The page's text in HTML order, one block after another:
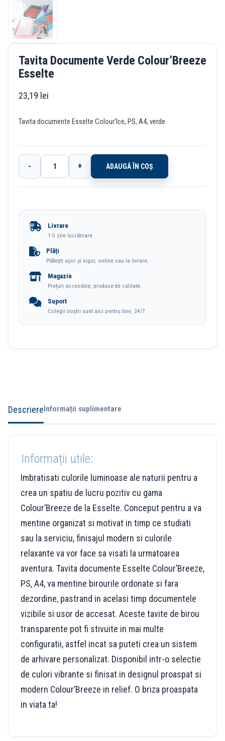
Tavita Documente Verde Colour’Breeze
Esselte
23,19 lei
Tavita documente Esselte Colour’Ice, PS, A4, verde.
Cantitate
Tavita
Verde
Colour'Breeze
Esselte
- + ADAUGĂ ÎN COȘ
Livrare
1-5 zile lucrătoare
Plăți
Plătești ușor și sigur, online sau la livrare.
Magazin
Prețuri accesibile, produse de calitate.
Suport
Colegii noștri sunt aici pentru tine, 24/7.
DescriereInformații suplimentare
Informații utile:
Imbratisati culorile luminoase ale naturii pentru a
crea un spatiu de lucru pozitiv cu gama
Colour’Breeze de la Esselte. Conceput pentru a va
mentine organizat si motivat in timp ce studiati
sau la serviciu, finisajul modern si culorile
relaxante va vor face sa visati la urmatoarea
aventura. Tavita documente Esselte Colour’Breeze,
PS, A4, va mentine birourile ordonate si fara
dezordine, pastrand in acelasi timp documentele
vizibile si usor de accesat. Aceste tavite de birou
transparente pot fi stivuite in mai multe
configuratii, astfel incat sa puteti crea un sistem
de arhivare personalizat. Disponibil intr-o selectie
de culori vibrante si finisat in designul proaspat si
modern Colour’Breeze in relief. O briza proaspata
in viata ta!